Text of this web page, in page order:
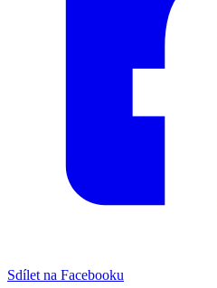
Sdílet na Facebooku